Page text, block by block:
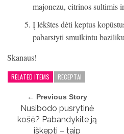
majonezu, citrinos sultimis
Į lėkštes dėti keptus
pabarstyti smulkintu
Skanaus!
RELATED ITEMS RECEPTAI
← Previous Story
Nusibodo pusrytinė
košė? Pabandykite ją
iškepti – taip